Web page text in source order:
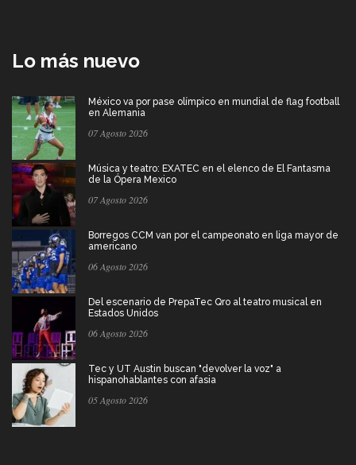
Lo más nuevo
México va por pase olímpico en mundial de flag football
en Alemania
07 Agosto 2026
Música y teatro: EXATEC en el elenco de El Fantasma
de la Ópera Mexico
07 Agosto 2026
Borregos CCM van por el campeonato en liga mayor de
americano
06 Agosto 2026
Del escenario de PrepaTec Qro al teatro musical en
Estados Unidos
06 Agosto 2026
Tec y UT Austin buscan "devolver la voz" a
hispanohablantes con afasia
05 Agosto 2026